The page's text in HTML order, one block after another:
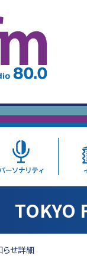
TOKYO
せ詳細